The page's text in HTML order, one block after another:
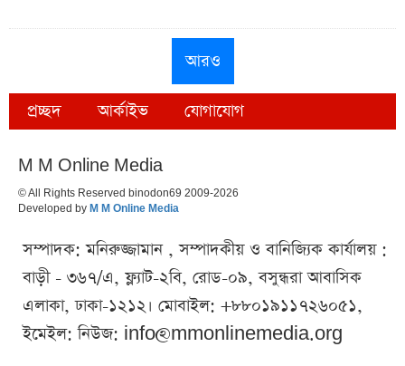
আরও
প্রচ্ছদ আর্কাইভ যোগাযোগ
M M Online Media
© All Rights Reserved binodon69 2009-2026
Developed by M M Online Media
সম্পাদক: মনিরুজ্জামান , সম্পাদকীয় ও বানিজ্যিক কার্যালয় :
বাড়ী - ৩৬৭/এ, ফ্ল্যাট-২বি, রোড-০৯, বসুন্ধরা আবাসিক
এলাকা, ঢাকা-১২১২। মোবাইল: +৮৮০১৯১১৭২৬০৫১,
ইমেইল: নিউজ: info@mmonlinemedia.org